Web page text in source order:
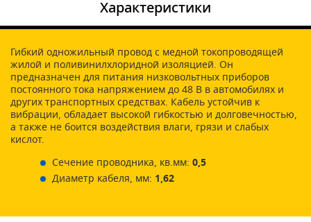
Характеристики
Гибкий одножильный провод с медной токопроводящей
жилой и поливинилхлоридной изоляцией. Он
предназначен для питания низковольтных приборов
постоянного тока напряжением до 48 В в автомобилях и
других транспортных средствах. Кабель устойчив к
вибрации, обладает высокой гибкостью и долговечностью,
а также не боится воздействия влаги, грязи и слабых
кислот.
Сечение проводника, кв.мм: 0,5
Диаметр кабеля, мм: 1,62